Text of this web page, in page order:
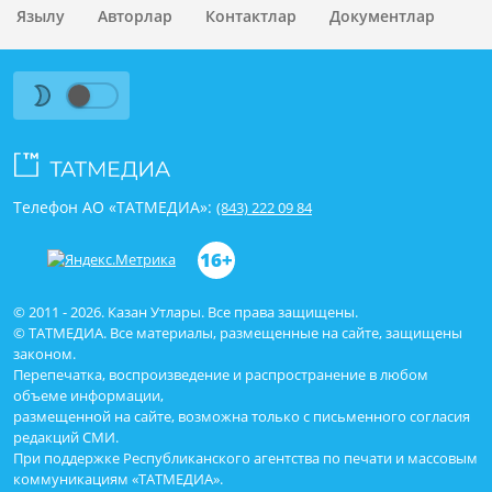
Язылу Авторлар Контактлар Документлар
© 2011 - 2026. Казан Утлары. Все права защищены.
© ТАТМЕДИА. Все материалы, размещенные на сайте, защищены
законом.
Перепечатка, воспроизведение и распространение в любом
объеме информации,
размещенной на сайте, возможна только с письменного согласия
редакций СМИ.
При поддержке Республиканского агентства по печати и массовым
коммуникациям «ТАТМЕДИА».
Телефон АО «ТАТМЕДИА»: (843) 222 09 84
16+